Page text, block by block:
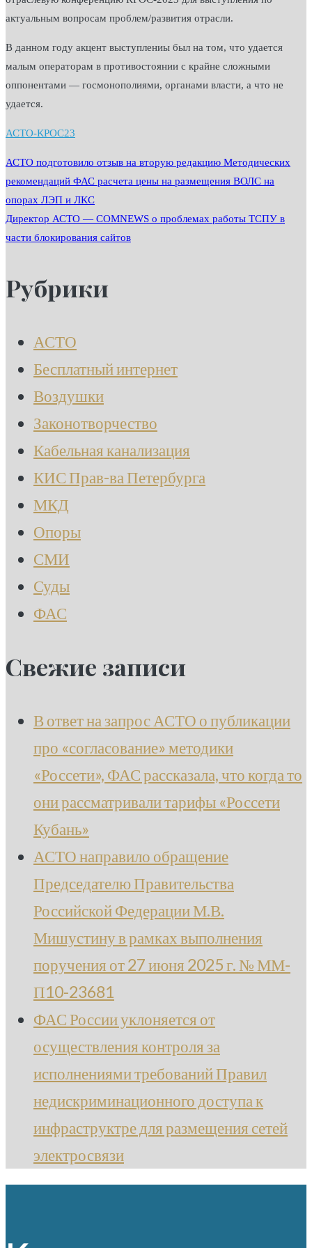
актуальным вопросам проблем/развития отрасли.
В данном году акцент выступлениы был на том, что удается
малым операторам в противостоянии с крайне сложными
оппонентами — госмонополиями, органами власти, а что не
удается.
АСТО-КРОС23
Навигация
по
записям
АСТО подготовило отзыв на вторую редакцию Методических
рекомендаций ФАС расчета цены на размещения ВОЛС на
опорах ЛЭП и ЛКС
Директор АСТО — COMNEWS о проблемах работы ТСПУ в
части блокирования сайтов
Рубрики
АСТО
Бесплатный интернет
Воздушки
Законотворчество
Кабельная канализация
КИС Прав-ва Петербурга
МКД
Опоры
СМИ
Суды
ФАС
Свежие записи
В ответ на запрос АСТО о публикации
про «согласование» методики
«Россети», ФАС рассказала, что когда то
они рассматривали тарифы «Россети
Кубань»
АСТО направило обращение
Председателю Правительства
Российской Федерации М.В.
Мишустину в рамках выполнения
поручения от 27 июня 2025 г. № ММ-
П10-23681
ФАС России уклоняется от
осуществления контроля за
исполнениями требований Правил
недискриминационного доступа к
инфраструктре для размещения сетей
электросвязи